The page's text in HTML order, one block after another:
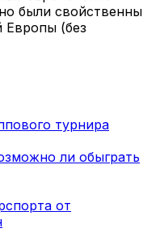
были свойственны
Европы (без
турнира
ли обыграть
от